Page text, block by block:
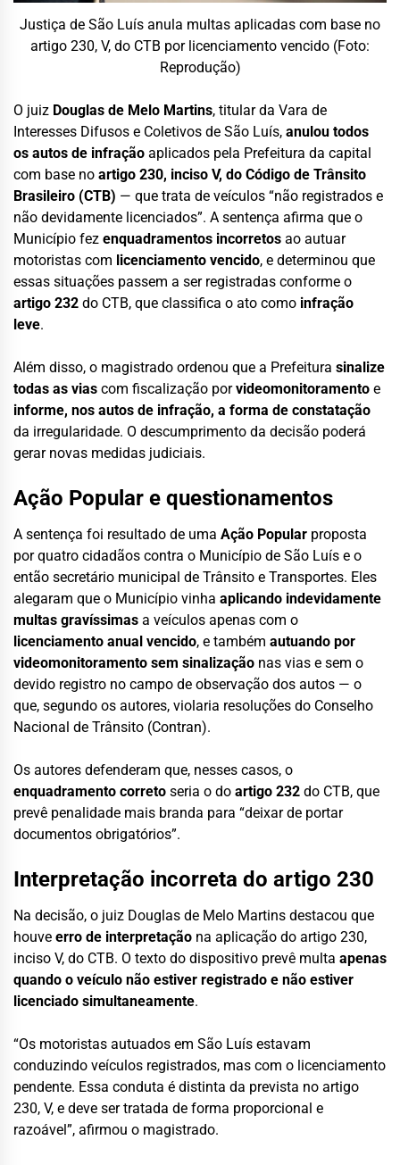
Justiça de São Luís anula multas aplicadas com base no
artigo 230, V, do CTB por licenciamento vencido (Foto:
Reprodução)
O juiz Douglas de Melo Martins, titular da Vara de
Interesses Difusos e Coletivos de São Luís, anulou todos
os autos de infração aplicados pela Prefeitura da capital
com base no artigo 230, inciso V, do Código de Trânsito
Brasileiro (CTB) — que trata de veículos “não registrados e
não devidamente licenciados”. A sentença afirma que o
Município fez enquadramentos incorretos ao autuar
motoristas com licenciamento vencido, e determinou que
essas situações passem a ser registradas conforme o
artigo 232 do CTB, que classifica o ato como infração
leve.
Além disso, o magistrado ordenou que a Prefeitura sinalize
todas as vias com fiscalização porvideomonitoramento e
informe, nos autos de infração, a forma de constatação
da irregularidade. O descumprimento da decisão poderá
gerar novas medidas judiciais.
Ação Popular e questionamentos
A sentença foi resultado de uma Ação Popular proposta
por quatro cidadãos contra o Município de São Luís e o
então secretário municipal de Trânsito e Transportes. Eles
alegaram que o Município vinha aplicando indevidamente
multas gravíssimas a veículos apenas com o
licenciamento anual vencido, e também autuando por
videomonitoramento sem sinalização nas vias e sem o
devido registro no campo de observação dos autos — o
que, segundo os autores, violaria resoluções do Conselho
Nacional de Trânsito (Contran).
Os autores defenderam que, nesses casos, o
enquadramento correto seria o do artigo 232 do CTB, que
prevê penalidade mais branda para “deixar de portar
documentos obrigatórios”.
Interpretação incorreta do artigo 230
Na decisão, o juiz Douglas de Melo Martins destacou que
houve erro de interpretação na aplicação do artigo 230,
inciso V, do CTB. O texto do dispositivo prevê multa apenas
quando o veículo não estiver registrado e não estiver
licenciado simultaneamente.
“Os motoristas autuados em São Luís estavam
conduzindo veículos registrados, mas com o licenciamento
pendente. Essa conduta é distinta da prevista no artigo
230, V, e deve ser tratada de forma proporcional e
razoável”, afirmou o magistrado.